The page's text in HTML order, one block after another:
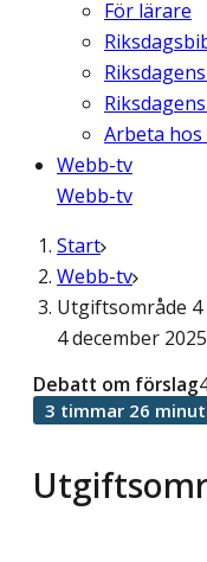
För lärare
Arbeta hos
Webb-tv
Webb-tv
Start
Webb-tv
Utgiftsområde
4 december
Debatt om förslag
3 timmar 26